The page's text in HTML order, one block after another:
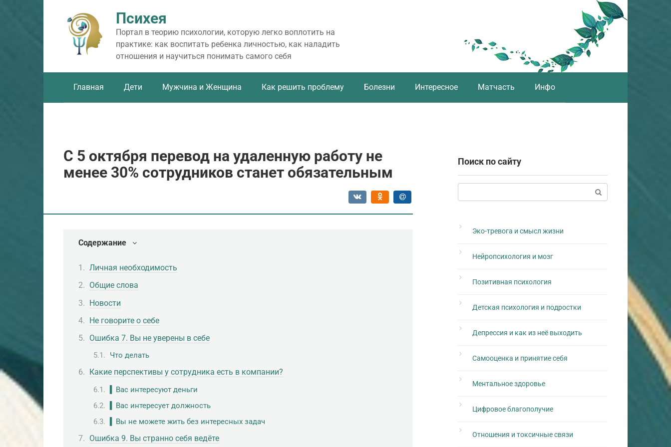
Психея
Портал в теорию психологии, которую легко воплотить на
практике: как воспитать ребенка личностью, как наладить
отношения и научиться понимать самого себя
Главная Дети Мужчина и Женщина Как решить проблему Болезни Интересное Матчасть Инфо
С 5 октября перевод на удаленную работу не
менее 30% сотрудников станет обязательным
Содержание
Личная необходимость
Общие слова
Новости
Не говорите о себе
Ошибка 7. Вы не уверены в себе
Что делать
Какие перспективы у сотрудника есть в компании?
▍Вас интересуют деньги
▍Вас интересует должность
▍Вы не можете жить без интересных задач
Ошибка 9. Вы странно себя ведёте
Поиск по сайту
Эко-тревога и смысл жизни
Нейропсихология и мозг
Позитивная психология
Детская психология и подростки
Депрессия и как из неё выходить
Самооценка и принятие себя
Ментальное здоровье
Цифровое благополучие
Отношения и токсичные связи